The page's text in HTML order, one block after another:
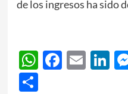
de los ingresos ha sido
WhatsApp
Share